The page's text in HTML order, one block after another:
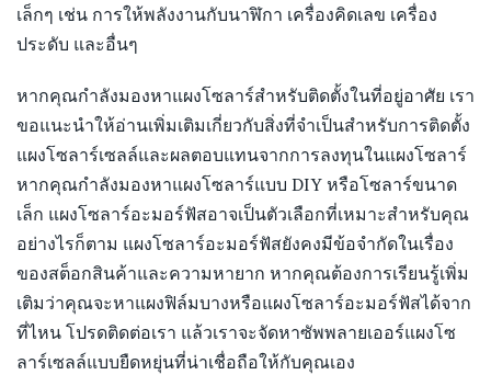
เล็กๆ เช่น การให้พลังงานกับนาฬิกา เครื่องคิดเลข เครื่อง
ประดับ และอื่นๆ
หากคุณกำลังมองหาแผงโซลาร์สำหรับติดตั้งในที่อยู่อาศัย เรา
ขอแนะนำให้อ่านเพิ่มเติมเกี่ยวกับสิ่งที่จำเป็นสำหรับการติดตั้ง
แผงโซลาร์เซลล์และผลตอบแทนจากการลงทุนในแผงโซลาร์
หากคุณกำลังมองหาแผงโซลาร์แบบ DIY หรือโซลาร์ขนาด
เล็ก แผงโซลาร์อะมอร์ฟัสอาจเป็นตัวเลือกที่เหมาะสำหรับคุณ
อย่างไรก็ตาม แผงโซลาร์อะมอร์ฟัสยังคงมีข้อจำกัดในเรื่อง
ของสต็อกสินค้าและความหายาก หากคุณต้องการเรียนรู้เพิ่ม
เติมว่าคุณจะหาแผงฟิล์มบางหรือแผงโซลาร์อะมอร์ฟัสได้จาก
ที่ไหน โปรดติดต่อเรา แล้วเราจะจัดหาซัพพลายเออร์แผงโซ
ลาร์เซลล์แบบยืดหยุ่นที่น่าเชื่อถือให้กับคุณเอง